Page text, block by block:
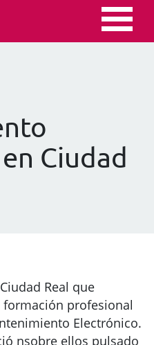
Ciudad
Real que
profesional
Electrónico.
nsobre ellos pulsado